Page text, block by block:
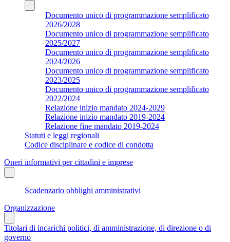
Documento unico di programmazione semplificato
2026/2028
Documento unico di programmazione semplificato
2025/2027
Documento unico di programmazione semplificato
2024/2026
Documento unico di programmazione semplificato
2023/2025
Documento unico di programmazione semplificato
2022/2024
Relazione inizio mandato 2024-2029
Relazione inizio mandato 2019-2024
Relazione fine mandato 2019-2024
Statuti e leggi regionali
Codice disciplinare e codice di condotta
Oneri informativi per cittadini e imprese
Scadenzario obblighi amministrativi
Organizzazione
Titolari di incarichi politici, di amministrazione, di direzione o di
governo